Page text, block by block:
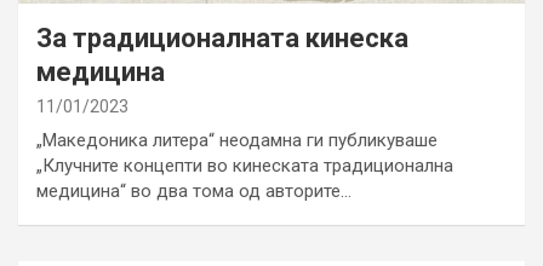
За традиционалната кинеска
медицина
11/01/2023
„Македоника литера“ неодамна ги публикуваше
„Клучните концепти во кинеската традиционална
медицина“ во два тома од авторите…